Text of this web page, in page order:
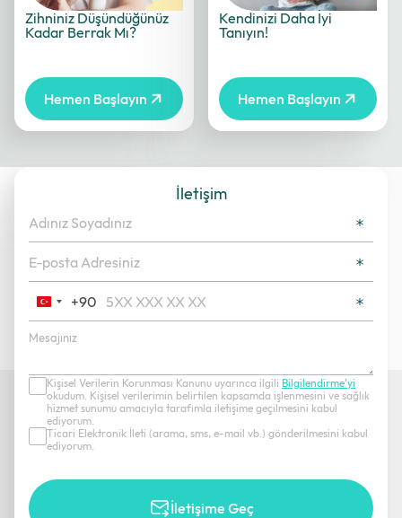
Zihniniz Düşündüğünüz
Kadar Berrak Mı?
Hemen Başlayın
Kendinizi Daha İyi
Tanıyın!
Hemen Başlayın
İletişim
Turkey
+90
+90
Kişisel Verilerin Korunması Kanunu uyarınca ilgili Bilgilendirme’yi
okudum. Kişisel verilerimin belirtilen kapsamda işlenmesini ve sağlık
hizmet sunumu amacıyla tarafımla iletişime geçilmesini kabul
ediyorum.
Ticari Elektronik İleti (arama, sms, e-mail vb.) gönderilmesini kabul
ediyorum.
İletişime Geç